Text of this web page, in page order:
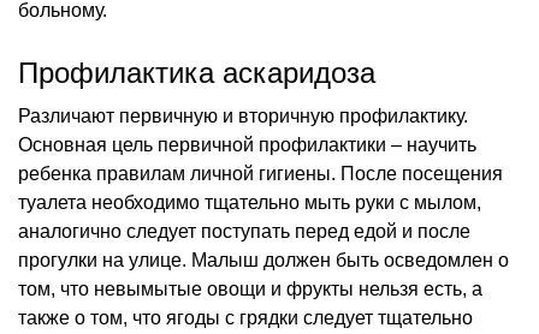
больному.
Профилактика аскаридоза
Различают первичную и вторичную профилактику.
Основная цель первичной профилактики – научить
ребенка правилам личной гигиены. После посещения
туалета необходимо тщательно мыть руки с мылом,
аналогично следует поступать перед едой и после
прогулки на улице. Малыш должен быть осведомлен о
том, что невымытые овощи и фрукты нельзя есть, а
также о том, что ягоды с грядки следует тщательно